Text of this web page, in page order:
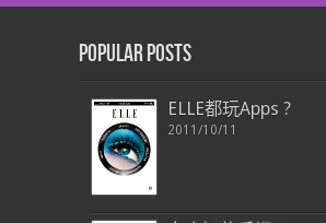
Popular Posts
ELLE都玩Apps ?
2011/10/11